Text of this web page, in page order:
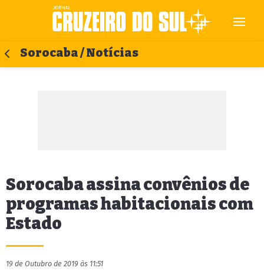
Sorocaba / Notícias
Sorocaba assina convênios de
programas habitacionais com
Estado
19 de Outubro de 2019 às 11:51